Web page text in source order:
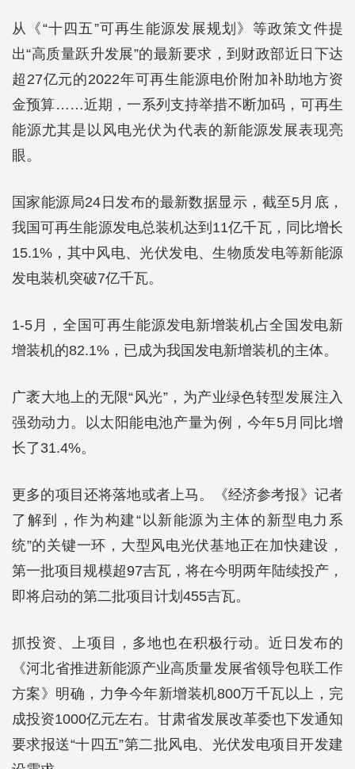
从《“十四五”可再生能源发展规划》等政策文件提
出“高质量跃升发展”的最新要求，到财政部近日下达
超27亿元的2022年可再生能源电价附加补助地方资
金预算……近期，一系列支持举措不断加码，可再生
能源尤其是以风电光伏为代表的新能源发展表现亮
眼。
国家能源局24日发布的最新数据显示，截至5月底，
我国可再生能源发电总装机达到11亿千瓦，同比增长
15.1%，其中风电、光伏发电、生物质发电等新能源
发电装机突破7亿千瓦。
1-5月，全国可再生能源发电新增装机占全国发电新
增装机的82.1%，已成为我国发电新增装机的主体。
广袤大地上的无限“风光”，为产业绿色转型发展注入
强劲动力。以太阳能电池产量为例，今年5月同比增
长了31.4%。
更多的项目还将落地或者上马。《经济参考报》记者
了解到，作为构建“以新能源为主体的新型电力系
统”的关键一环，大型风电光伏基地正在加快建设，
第一批项目规模超97吉瓦，将在今明两年陆续投产，
即将启动的第二批项目计划455吉瓦。
抓投资、上项目，多地也在积极行动。近日发布的
《河北省推进新能源产业高质量发展省领导包联工作
方案》明确，力争今年新增装机800万千瓦以上，完
成投资1000亿元左右。甘肃省发展改革委也下发通知
要求报送“十四五”第二批风电、光伏发电项目开发建